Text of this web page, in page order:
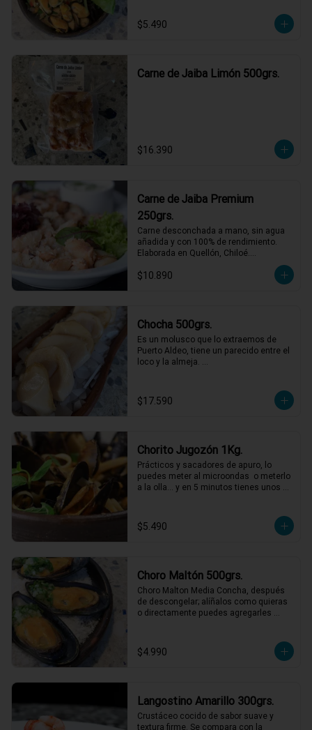
$5.490
Carne de Jaiba Limón 500grs.
$16.390
Carne de Jaiba Premium
250grs.
Carne desconchada a mano, sin agua
añadida y con 100% de rendimiento.
Elaborada en Quellón, Chiloé.
palta rellena o canapés.
$10.890
Chocha 500grs.
Es un molusco que lo extraemos de
Puerto Aldeo, tiene un parecido entre el
loco y la almeja.
comerlo crudo en ceviches, tiraditos o
simplemente  aliñado con limón, aceite
$17.590
Chorito Jugozón 1Kg.
Prácticos y sacadores de apuro, lo
puedes meter al microondas  o meterlo
a la olla… y en 5 minutos tienes unos
$5.490
Choro Maltón 500grs.
Choro Malton Media Concha, después
de descongelar; alíñalos como quieras
o directamente puedes agregarles
$4.990
Langostino Amarillo 300grs.
Crustáceo cocido de sabor suave y
textura firme. Se compara con la